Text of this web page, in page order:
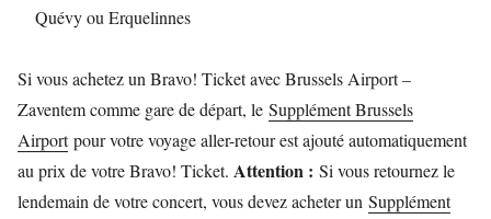
Quévy ou Erquelinnes
Si vous achetez un Bravo! Ticket avec Brussels Airport –
Zaventem comme gare de départ, le Supplément Brussels
Airportpour votre voyage aller-retour est ajouté automatiquement
au prix de votre Bravo! Ticket. Attention : Si vous retournez le
lendemain de votre concert, vous devez acheter un Supplément